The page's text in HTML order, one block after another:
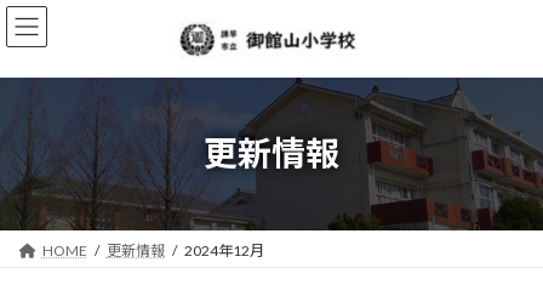
コ
ン
ン
キ
ッ
プ
ナ
ビ
ー
に
移
動
更新情報
HOME 更新情報 2024年12月